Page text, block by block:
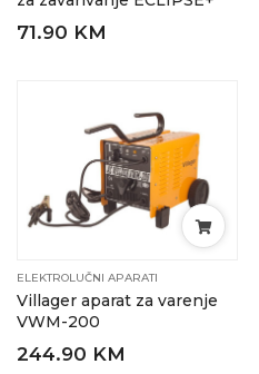
71.90 KM
ELEKTROLUČNI APARATI
Villager aparat za varenje
VWM-200
244.90 KM